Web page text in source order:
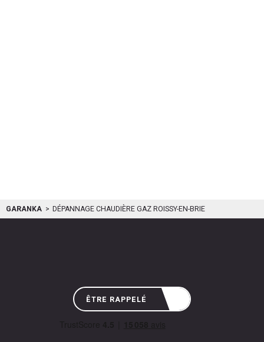
GARANKA DÉPANNAGE CHAUDIÈRE GAZ ROISSY-EN-BRIE
ÊTRE RAPPELÉ